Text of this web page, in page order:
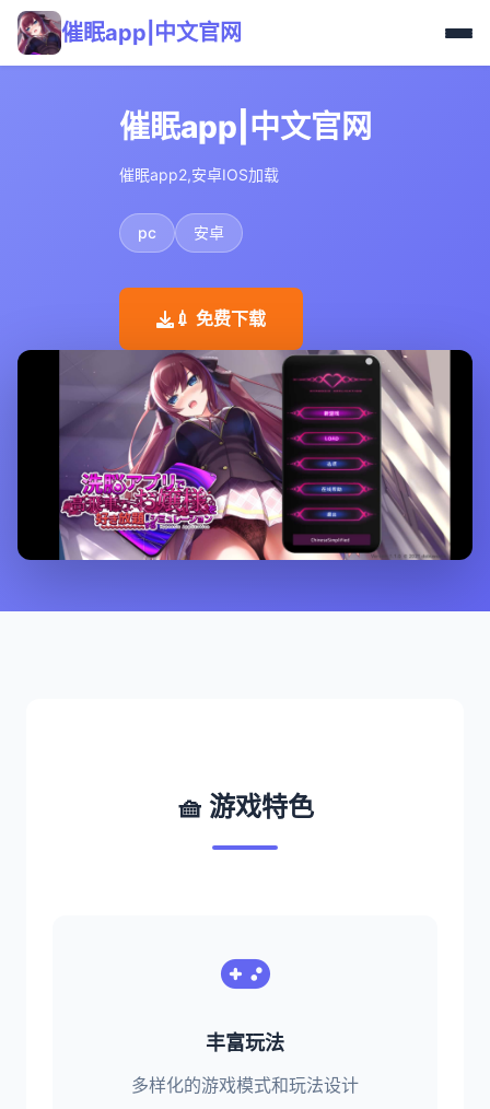
催眠app|中文官网
催眠app|中文官网
催眠app2,安卓IOS加载
pc 安卓
💉 免费下载
🧺 游戏特色
丰富玩法
多样化的游戏模式和玩法设计